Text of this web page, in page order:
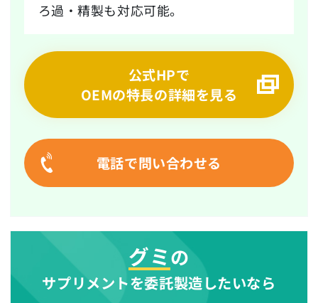
ろ過・精製も対応可能。
公式HPで
OEMの特長の詳細を見る
電話で問い合わせる
グミの
サプリメントを委託製造したいなら